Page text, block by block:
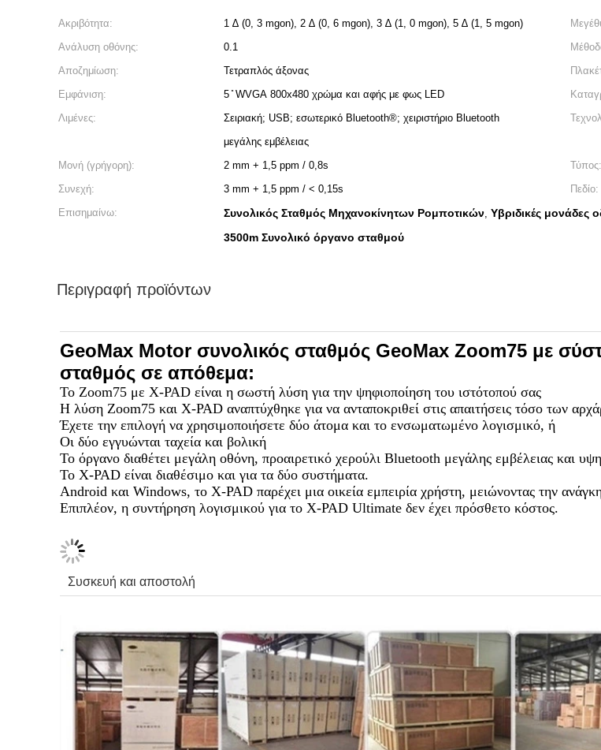
Ακριβότητα: 1 ∆ (0, 3 mgon), 2 ∆ (0, 6 mgon), 3 ∆ (1, 0 mgon), 5 ∆ (1, 5 mgon)
Ανάλυση οθόνης:
0.1
Αποζημίωση:
Τετραπλός άξονας
Εμφάνιση:
5 ̊ WVGA 800x480 χρώμα και αφής με φως LED
Λιμένες:
Σειριακή; USB; εσωτερικό Bluetooth®; χειριστήριο Bluetooth
μεγάλης εμβέλειας
Μονή (γρήγορη): 2 mm + 1,5 ppm / 0,8s Τύπος:
Συνεχή:
3 mm + 1,5 ppm / < 0,15s Πεδίο:
Επισημαίνω:
Συνολικός Σταθμός Μηχανοκίνητων Ρομποτικών, Υβριδικές μονάδες
3500m Συνολικό όργανο σταθμού
Περιγραφή προϊόντων
GeoMax Motor συνολικός σταθμός GeoMax Zoom75 με
σταθμός σε απόθεμα:
Το Zoom75 με X-PAD είναι η σωστή λύση για την ψηφιοποίηση του ιστότοπού σας
Η λύση Zoom75 και X-PAD αναπτύχθηκε για να ανταποκριθεί στις απαιτήσεις τόσο των
Έχετε την επιλογή να χρησιμοποιήσετε δύο άτομα και το ενσωματωμένο λογισμικό, ή
Οι δύο εγγυώνται ταχεία και βολική
Το όργανο διαθέτει μεγάλη οθόνη, προαιρετικό χερούλι Bluetooth μεγάλης εμβέλειας και
Το X-PAD είναι διαθέσιμο και για τα δύο συστήματα.
Android και Windows, το X-PAD παρέχει μια οικεία εμπειρία χρήστη, μειώνοντας την
Επιπλέον, η συντήρηση λογισμικού για το X-PAD Ultimate δεν έχει πρόσθετο κόστος.